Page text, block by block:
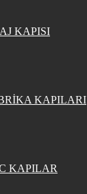
KAPISI
KAPILARI
KAPILAR